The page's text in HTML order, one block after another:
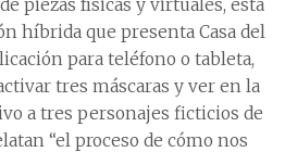
piezas físicas y virtuales, esta
híbrida que presenta Casa del
para teléfono o tableta,
tres máscaras y ver en la
a tres personajes ficticios de
“el proceso de cómo nos